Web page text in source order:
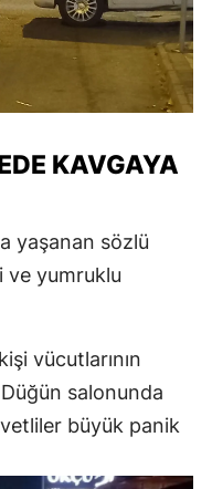
KAVGAYA
yaşanan sözlü
ve yumruklu
vücutlarının
salonunda
büyük panik